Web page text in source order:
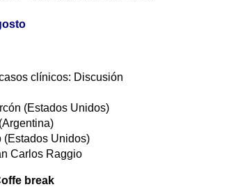
clínicos: Discusión
(Estados Unidos)
(Estados Unidos)
Carlos Raggio
break